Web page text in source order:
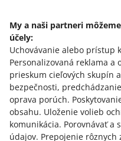
My a naši partneri
účely:
Uchovávanie alebo prístup
Personalizovaná reklama a
prieskum cieľových skupín
bezpečnosti,
oprava porúch.
obsahu. Uloženie volieb
komunikácia. Porovnávať a
údajov. Prepojenie rôznych
Potrebujete pomoc?
Kontaktujte nás
Opýtajte sa